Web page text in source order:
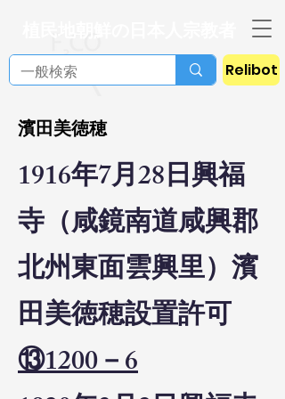
Relibot
濱田美徳穂
1916年7月28日興福
寺（咸鏡南道咸興郡
北州東面雲興里）濱
田美徳穂設置許可
⑬1200－6